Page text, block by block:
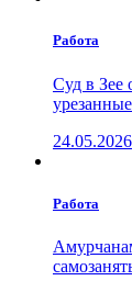
Работа
Суд в Зее
24.05.2026
Работа